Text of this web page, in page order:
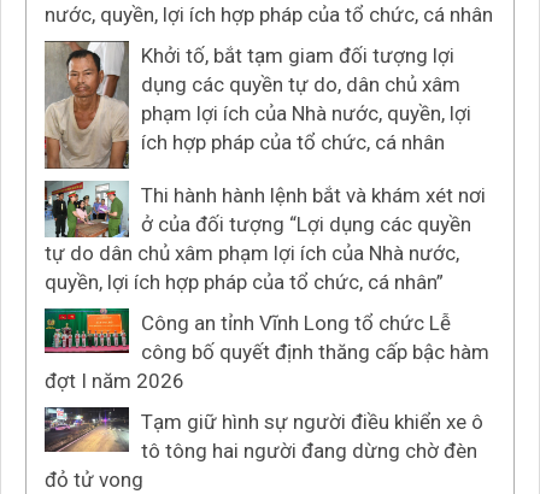
nước, quyền, lợi ích hợp pháp của tổ chức, cá nhân
Khởi tố, bắt tạm giam đối tượng lợi
dụng các quyền tự do, dân chủ xâm
phạm lợi ích của Nhà nước, quyền, lợi
ích hợp pháp của tổ chức, cá nhân
Thi hành hành lệnh bắt và khám xét nơi
ở của đối tượng “Lợi dụng các quyền
tự do dân chủ xâm phạm lợi ích của Nhà nước,
quyền, lợi ích hợp pháp của tổ chức, cá nhân”
Công an tỉnh Vĩnh Long tổ chức Lễ
công bố quyết định thăng cấp bậc hàm
đợt I năm 2026
Tạm giữ hình sự người điều khiển xe ô
tô tông hai người đang dừng chờ đèn
đỏ tử vong